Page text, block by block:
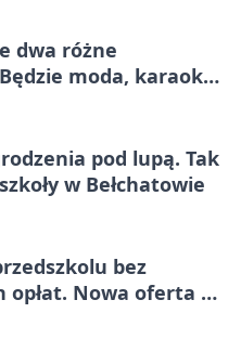
dwa różne
moda, karaoke
pod lupą. Tak
w Bełchatowie
bez
opłat. Nowa oferta w